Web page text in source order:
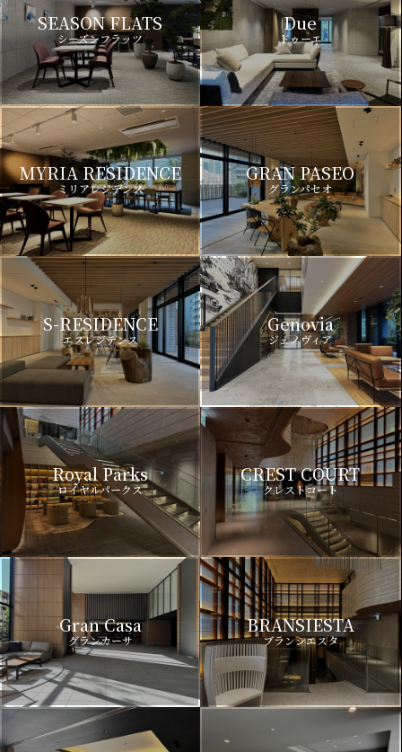
SEASON FLATS
シーズンフラッツ
Due
ドゥーエ
MYRIA RESIDENCE
ミリアレジデンス
GRAN PASEO
グランパセオ
S-RESIDENCE
エスレジデンス
Genovia
ジェノヴィア
Royal Parks
ロイヤルパークス
CREST COURT
クレストコート
Gran Casa
グランカーサ
BRANSIESTA
ブランシエスタ